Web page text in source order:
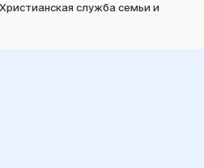
служба семьи и